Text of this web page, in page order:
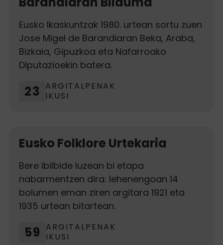
Eusko Ikaskuntzak 1980. urtean sortu zuen
Jose Migel de Barandiaran Beka, Araba,
Bizkaia, Gipuzkoa eta Nafarroako
Diputazioekin batera.
23
ARGITALPENAK
IKUSI
Eusko Folklore Urtekaria
Bere ibilbide luzean bi etapa
nabarmentzen dira: lehenengoan 14
bolumen eman ziren argitara 1921 eta
1935 urtean bitartean.
59
ARGITALPENAK
IKUSI